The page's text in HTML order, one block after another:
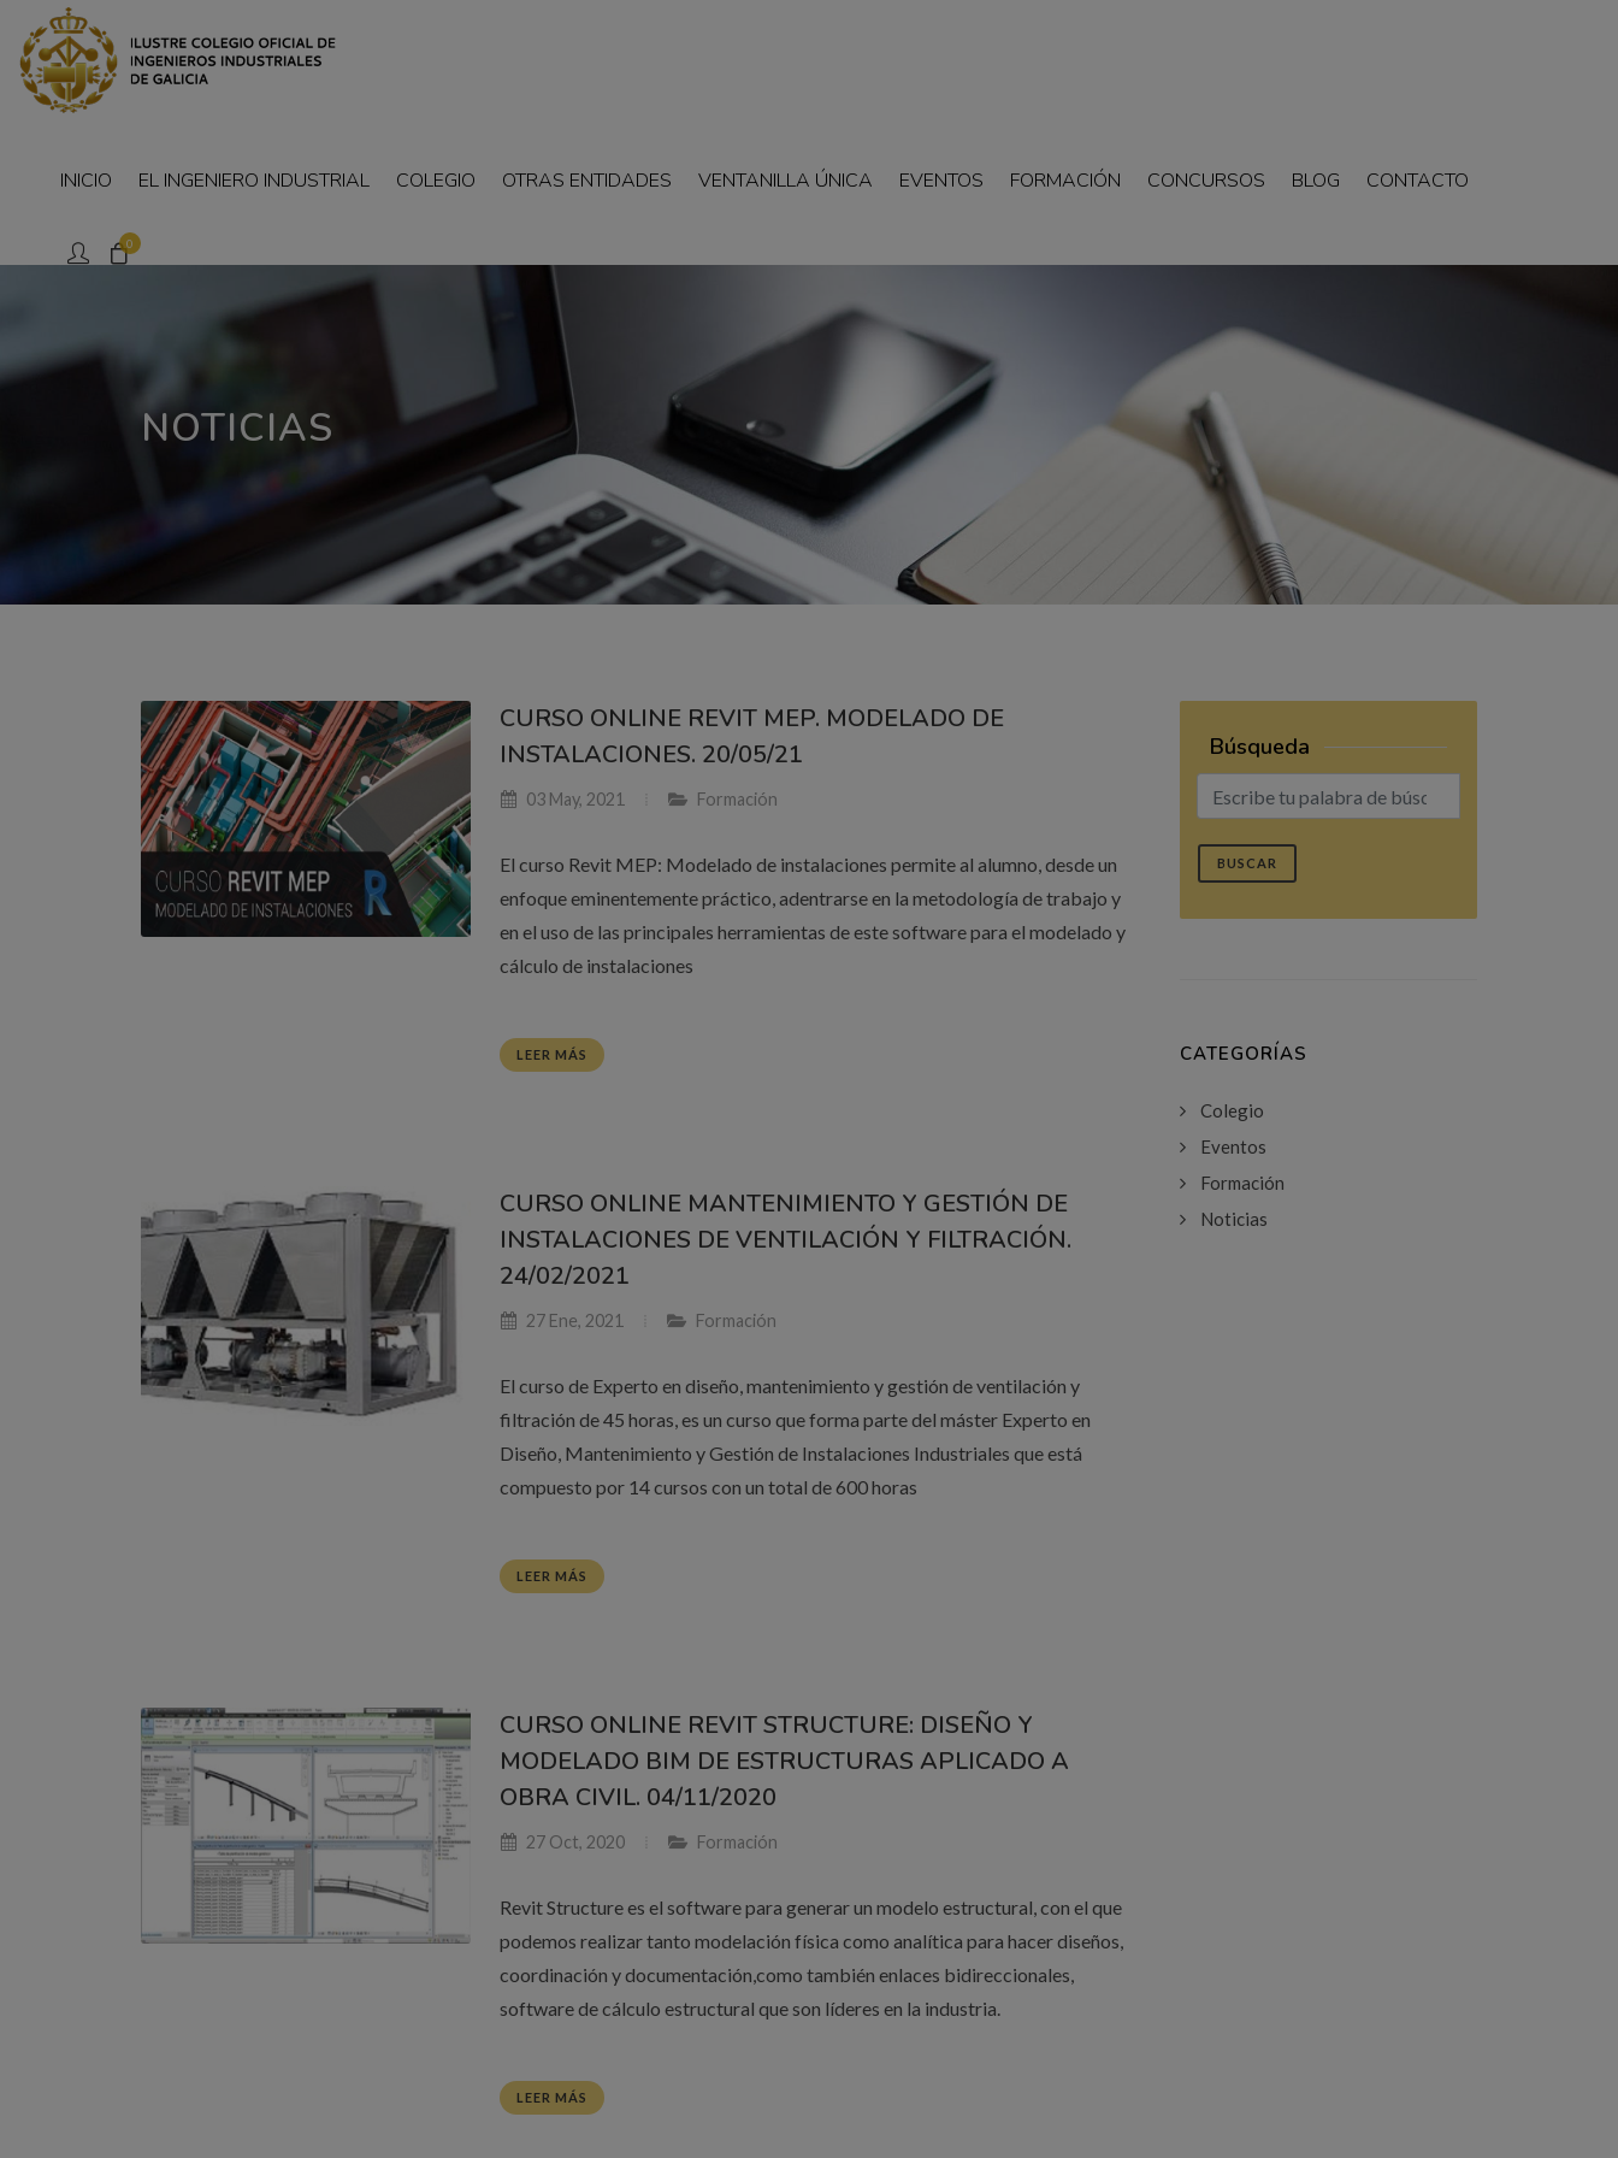
0
INICIO EL INGENIERO INDUSTRIAL COLEGIO OTRAS ENTIDADES VENTANILLA ÚNICA EVENTOS FORMACIÓN CONCURSOS BLOG CONTACTO
NOTICIAS
CURSO ONLINE REVIT MEP. MODELADO DE
INSTALACIONES. 20/05/21
03 May, 2021 Formación
El curso Revit MEP: Modelado de instalaciones permite al alumno, desde un
enfoque eminentemente práctico, adentrarse en la metodología de trabajo y
en el uso de las principales herramientas de este software para el modelado y
cálculo de instalaciones
LEER MÁS
CURSO ONLINE MANTENIMIENTO Y GESTIÓN DE
INSTALACIONES DE VENTILACIÓN Y FILTRACIÓN.
24/02/2021
27 Ene, 2021 Formación
El curso de Experto en diseño, mantenimiento y gestión de ventilación y
filtración de 45 horas, es un curso que forma parte del máster Experto en
Diseño, Mantenimiento y Gestión de Instalaciones Industriales que está
compuesto por 14 cursos con un total de 600 horas
LEER MÁS
CURSO ONLINE REVIT STRUCTURE: DISEÑO Y
MODELADO BIM DE ESTRUCTURAS APLICADO A
OBRA CIVIL. 04/11/2020
27 Oct, 2020 Formación
Revit Structure es el software para generar un modelo estructural, con el que
podemos realizar tanto modelación física como analítica para hacer diseños,
coordinación y documentación,como también enlaces bidireccionales,
software de cálculo estructural que son líderes en la industria.
LEER MÁS
Búsqueda
BUSCAR
CATEGORÍAS
Colegio
Eventos
Formación
Noticias